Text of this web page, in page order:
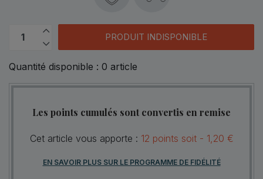
PRODUIT INDISPONIBLE
Quantité disponible : 0 article
Les points cumulés sont convertis en remise
Cet article vous apporte : 12 points soit - 1,20 €
EN SAVOIR PLUS SUR LE PROGRAMME DE FIDÉLITÉ